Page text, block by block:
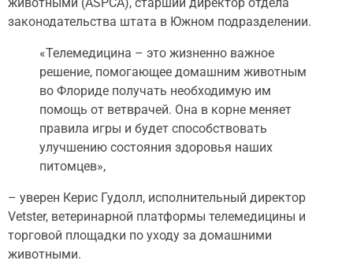
законодательства штата в Южном подразделении.
«Телемедицина – это жизненно важное
решение, помогающее домашним животным
во Флориде получать необходимую им
помощь от ветврачей. Она в корне меняет
правила игры и будет способствовать
улучшению состояния здоровья наших
питомцев»,
– уверен Керис Гудолл, исполнительный директор
Vetster, ветеринарной платформы телемедицины и
торговой площадки по уходу за домашними
животными.